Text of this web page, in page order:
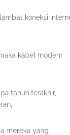
koneksi
kabel modem
tahun terakhir,
mereka yang